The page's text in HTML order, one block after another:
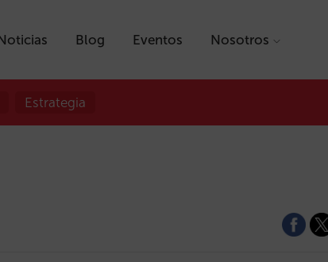
Blog Eventos Nosotros
Estrategia